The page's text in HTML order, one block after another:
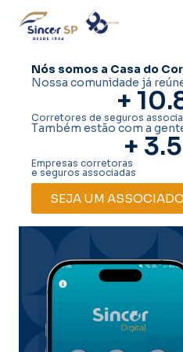
Nós somos a Casa do
Nossa comunidade já
+
Corretores de seguros
Também estão com a
+ 3.5
Empresas corretoras
e seguros associadas
SEJA UM